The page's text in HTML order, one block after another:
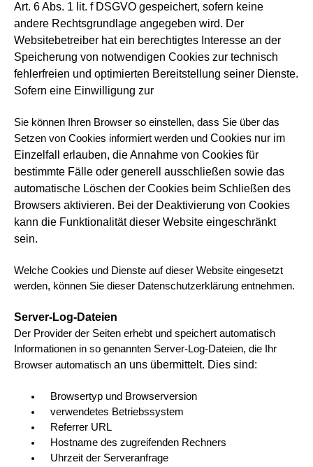
Art. 6 Abs. 1 lit. f DSGVO gespeichert, sofern keine
andere Rechtsgrundlage angegeben wird. Der
Websitebetreiber hat ein berechtigtes Interesse an der
Speicherung von notwendigen Cookies zur technisch
fehlerfreien und optimierten Bereitstellung seiner Dienste.
Sofern eine Einwilligung zur
Sie können Ihren Browser so einstellen, dass Sie über das
Setzen von Cookies informiert werden und Cookies nur im
Einzelfall erlauben, die Annahme von Cookies für
bestimmte Fälle oder generell ausschließen sowie das
automatische Löschen der Cookies beim Schließen des
Browsers aktivieren. Bei der Deaktivierung von Cookies
kann die Funktionalität dieser Website eingeschränkt
sein.
Welche Cookies und Dienste auf dieser Website eingesetzt
werden, können Sie dieser Datenschutzerklärung entnehmen.
Server-Log-Dateien
Der Provider der Seiten erhebt und speichert automatisch
Informationen in so genannten Server-Log-Dateien, die Ihr
Browser automatisch an uns übermittelt. Dies sind:
Browsertyp und Browserversion
verwendetes Betriebssystem
Referrer URL
Hostname des zugreifenden Rechners
Uhrzeit der Serveranfrage